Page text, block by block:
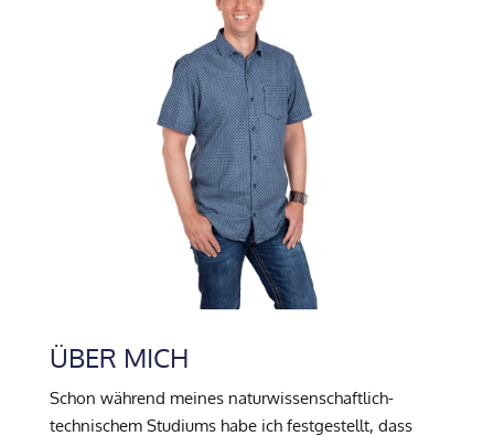
ÜBER MICH
Schon während meines naturwissenschaftlich-
technischem Studiums habe ich festgestellt, dass